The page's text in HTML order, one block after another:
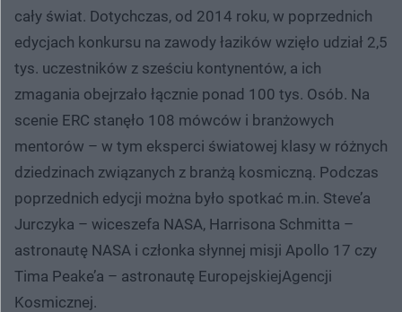
cały świat. Dotychczas, od 2014 roku, w poprzednich
edycjach konkursu na zawody łazików wzięło udział 2,5
tys. uczestników z sześciu kontynentów, a ich
zmagania obejrzało łącznie ponad 100 tys. Osób. Na
scenie ERC stanęło 108 mówców i branżowych
mentorów – w tym eksperci światowej klasy w różnych
dziedzinach związanych z branżą kosmiczną. Podczas
poprzednich edycji można było spotkać m.in. Steve’a
Jurczyka – wiceszefa NASA, Harrisona Schmitta –
astronautę NASA i członka słynnej misji Apollo 17 czy
Tima Peake’a – astronautę EuropejskiejAgencji
Kosmicznej.